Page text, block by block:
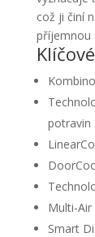
což ji činí
příjemnou
potravin
Multi-
Smart